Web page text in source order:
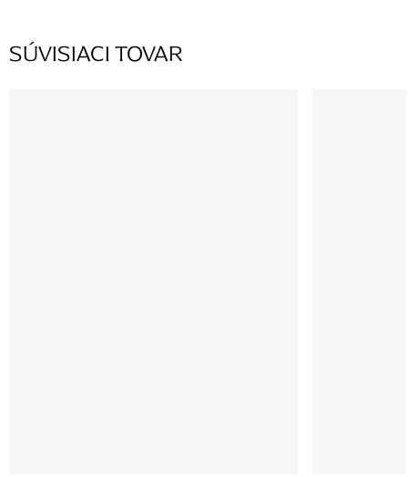
SÚVISIACI TOVAR